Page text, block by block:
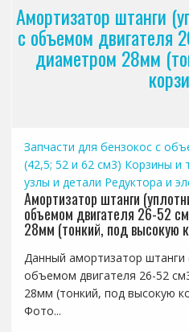
Амортизатор штанги
с объемом двигателя
диаметром 28мм
Запчасти для бензокос с
(42,5; 52 и 62 см3) Корзины и
узлы и детали Редуктора и
Амортизатор штанги
объемом двигателя 26-52
28мм (тонкий, под высокую
Данный амортизатор штанги
объемом двигателя 26-52
28мм (тонкий, под высокую
Фото...